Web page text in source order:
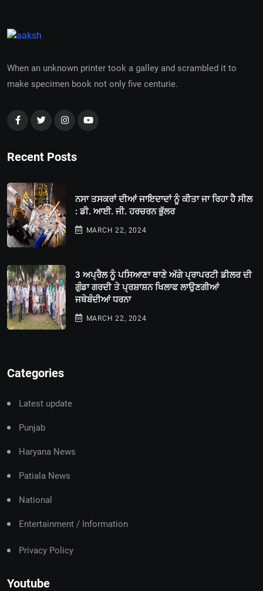
When an unknown printer took a galley and scrambled it to
make specimen book not only five centurie.
Recent Posts
ਨਸਾ ਤਸਕਰਾਂ ਦੀਆਂ ਜਾਇਦਾਦਾਂ ਨੂੰ ਕੀਤਾ ਜਾ ਰਿਹਾ ਹੈ ਸੀਲ
: ਡੀ. ਆਈ. ਜੀ. ਹਰਚਰਨ ਭੁੱਲਰ
MARCH 22, 2024
3 ਅਪ੍ਰੈਲ ਨੂੰ ਪਸਿਆਣਾ ਥਾਣੇ ਅੱਗੇ ਪ੍ਰਾਪਰਟੀ ਡੀਲਰ ਦੀ
ਗੁੰਡਾ ਗਰਦੀ ਤੇ ਪ੍ਰਸ਼ਾਸ਼ਨ ਖਿਲਾਫ ਲਾਉਣਗੀਆਂ
ਜਥੇਬੰਦੀਆਂ ਧਰਨਾ
MARCH 22, 2024
Categories
Latest update
Punjab
Haryana News
Patiala News
National
Entertainment / Information
Privacy Policy
Youtube